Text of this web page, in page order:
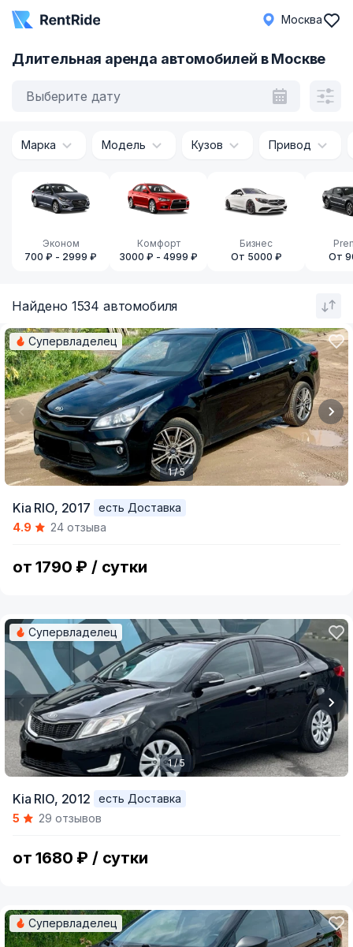
Москва
Длительная аренда автомобилей в Москве
Выберите дату
Марка Модель Кузов Привод
Эконом
700 ₽ - 2999 ₽
Комфорт
3000 ₽ - 4999 ₽
Бизнес
От 5000 ₽
От
Найдено 1534 автомобиля
of
Супервладелец
1 / 5
Kia RIO, 2017
есть Доставка
4.9
24 отзыва
от 1790 ₽ / сутки
of
Супервладелец
1 / 5
Kia RIO, 2012
есть Доставка
5
29 отзывов
от 1680 ₽ / сутки
Супервладелец